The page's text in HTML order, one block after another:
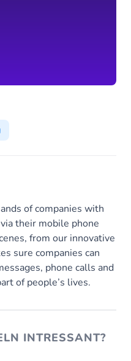
of companies with
their mobile phone
from our innovative
sure companies can
phone calls and
of people’s lives.
INTRESSANT?